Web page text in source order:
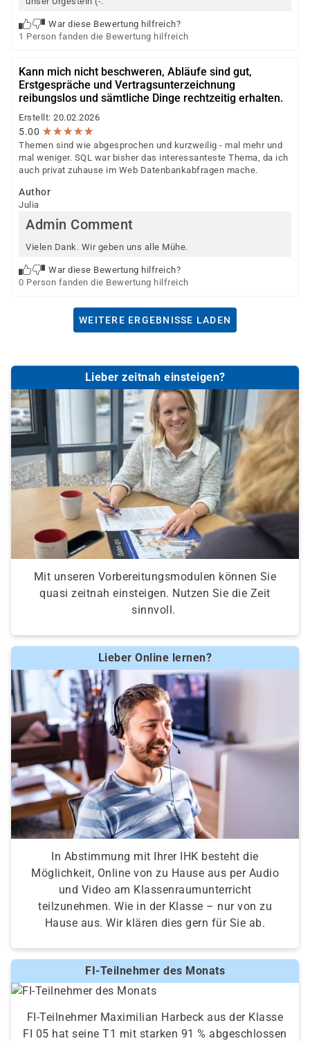
War diese Bewertung hilfreich?
1 Person fanden die Bewertung hilfreich
Kann mich nicht beschweren, Abläufe sind gut,
Erstgespräche und Vertragsunterzeichnung
reibungslos und sämtliche Dinge rechtzeitig erhalten.
Erstellt: 20.02.2026
5.00 ★★★★★
★★★★★
Themen sind wie abgesprochen und kurzweilig - mal mehr und
mal weniger. SQL war bisher das interessanteste Thema, da ich
auch privat zuhause im Web Datenbankabfragen mache.
Author
Julia
Admin Comment
Vielen Dank. Wir geben uns alle Mühe.
War diese Bewertung hilfreich?
0 Person fanden die Bewertung hilfreich
WEITERE ERGEBNISSE LADEN
Lieber zeitnah einsteigen?
Mit unseren Vorbereitungsmodulen können Sie
quasi zeitnah einsteigen. Nutzen Sie die Zeit
sinnvoll.
Lieber Online lernen?
In Abstimmung mit Ihrer IHK besteht die
Möglichkeit, Online von zu Hause aus per Audio
und Video am Klassenraumunterricht
teilzunehmen. Wie in der Klasse – nur von zu
Hause aus. Wir klären dies gern für Sie ab.
FI-Teilnehmer des Monats
FI-Teilnehmer Maximilian Harbeck aus der Klasse
FI 05 hat seine T1 mit starken 91 % abgeschlossen